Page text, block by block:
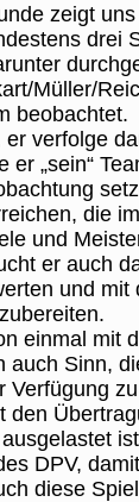
zeigt
drei
Müller/
beobachtet.
verfolge
er „sein“
die
und
er auch
und mit
einmal mit
auch Sinn,
Verfügung
den
DPV,
diese